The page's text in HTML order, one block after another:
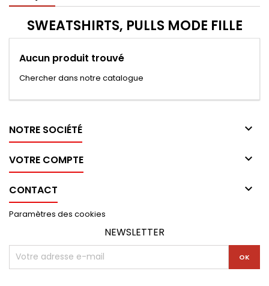
SWEATSHIRTS, PULLS MODE FILLE
Aucun produit trouvé
Chercher dans notre catalogue
NOTRE SOCIÉTÉ 
VOTRE COMPTE 
CONTACT 
Paramètres des cookies
NEWSLETTER